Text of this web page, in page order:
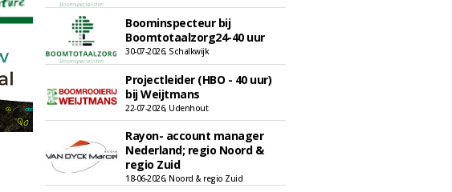
Boominspecteur bij
Boomtotaalzorg24-40 uur
30-07-2026, Schalkwijk
Projectleider (HBO - 40 uur)
bij Weijtmans
22-07-2026, Udenhout
Rayon- account manager
Nederland; regio Noord &
regio Zuid
18-06-2026, Noord & regio Zuid